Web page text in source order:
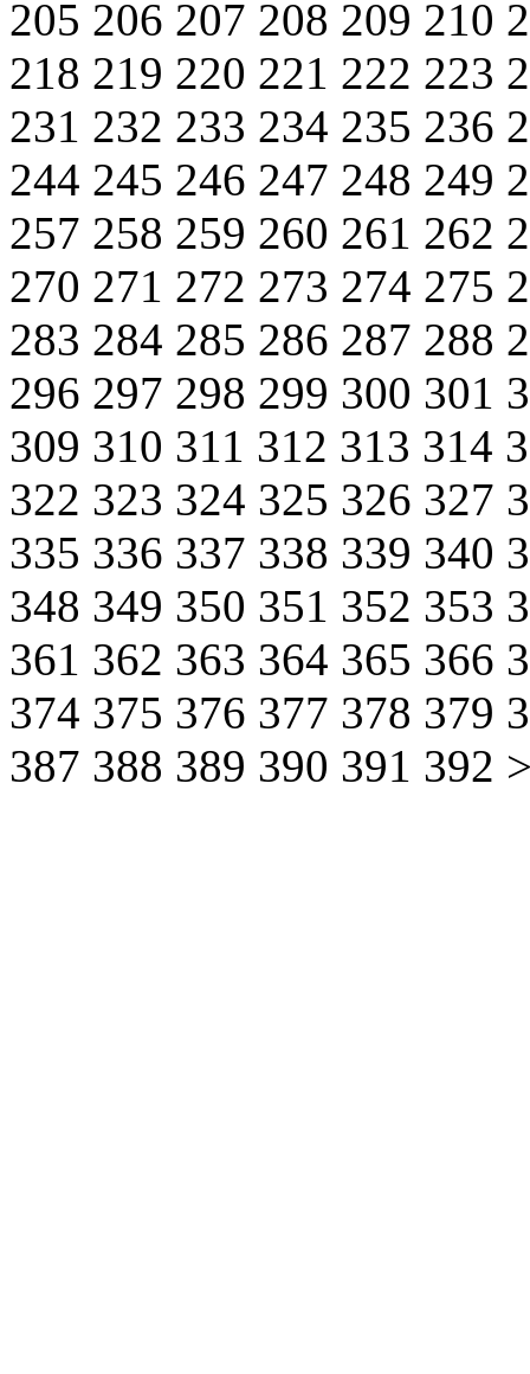
205 206 207 208 209 210
218 219 220 221 222 223
231 232 233 234 235 236
244 245 246 247 248 249
257 258 259 260 261 262
270 271 272 273 274 275
283 284 285 286 287 288
296 297 298 299 300 301
309 310 311 312 313 314
322 323 324 325 326 327
335 336 337 338 339 340
348 349 350 351 352 353
361 362 363 364 365 366
374 375 376 377 378 379
387 388 389 390 391 392